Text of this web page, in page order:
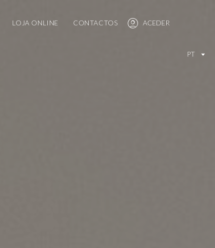
PT
LOJA ONLINE CONTACTOS ACEDER